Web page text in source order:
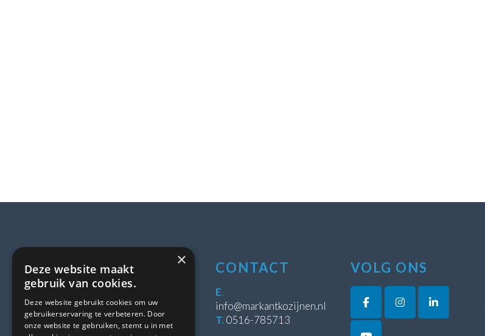
LOCATIE
8431 WE Oosterwolde
CONTACT
E.
info@markantkozijnen.nl
T. 0516-785713
VOLG ONS
×
Deze website maakt
gebruik van cookies.
Deze website gebruikt cookies om uw
gebruikerservaring te verbeteren. Door
onze website te gebruiken, stemt u in met